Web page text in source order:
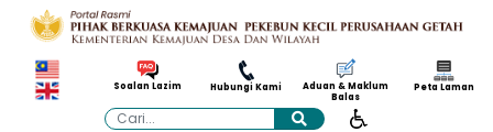
Soalan Lazim Hubungi Kami
Aduan & Maklum
Balas
Peta Laman
Cari